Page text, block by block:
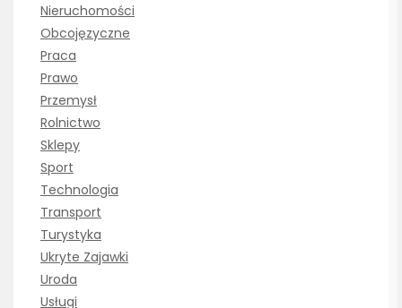
Nieruchomości
Obcojęzyczne
Praca
Prawo
Przemysł
Rolnictwo
Sklepy
Sport
Technologia
Transport
Turystyka
Ukryte Zajawki
Uroda
Usługi